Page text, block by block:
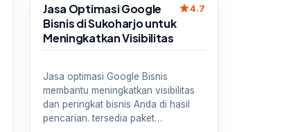
Sale
Jasa Optimasi Google
Bisnis di Sukoharjo untuk
Meningkatkan Visibilitas
star4.7
Jasa optimasi Google Bisnis
membantu meningkatkan visibilitas
dan peringkat bisnis Anda di hasil
pencarian. tersedia paket…